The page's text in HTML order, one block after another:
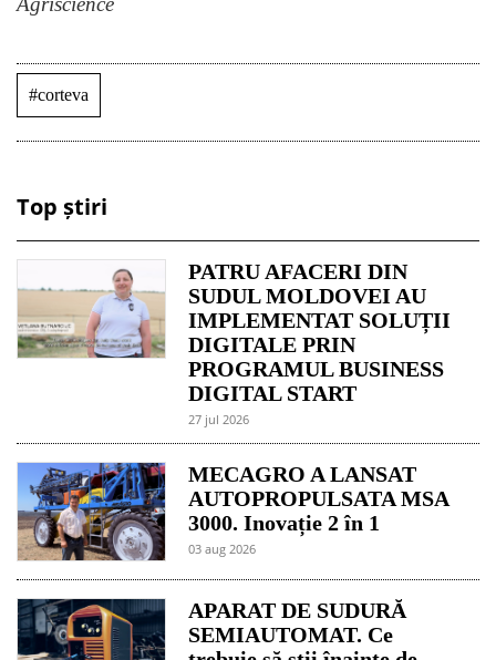
#corteva
Top știri
PATRU AFACERI DIN
SUDUL MOLDOVEI AU
IMPLEMENTAT SOLUȚII
DIGITALE PRIN
PROGRAMUL BUSINESS
DIGITAL START
27 jul 2026
MECAGRO A LANSAT
AUTOPROPULSATA MSA
3000. Inovație 2 în 1
03 aug 2026
APARAT DE SUDURĂ
SEMIAUTOMAT. Ce